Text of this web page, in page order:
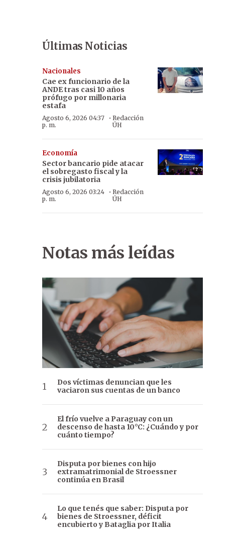
Últimas Noticias
Nacionales
Cae ex funcionario de la
ANDE tras casi 10 años
prófugo por millonaria
estafa
Agosto 6, 2026 04:37
p. m.
· Redacción
ÚH
Economía
Sector bancario pide atacar
el sobregasto fiscal y la
crisis jubilatoria
Agosto 6, 2026 03:24
p. m.
· Redacción
ÚH
Notas más leídas
Dos víctimas denuncian que les
vaciaron sus cuentas de un banco
El frío vuelve a Paraguay con un
descenso de hasta 10°C: ¿Cuándo y por
cuánto tiempo?
Disputa por bienes con hijo
extramatrimonial de Stroessner
continúa en Brasil
Lo que tenés que saber: Disputa por
bienes de Stroessner, déficit
encubierto y Bataglia por Italia